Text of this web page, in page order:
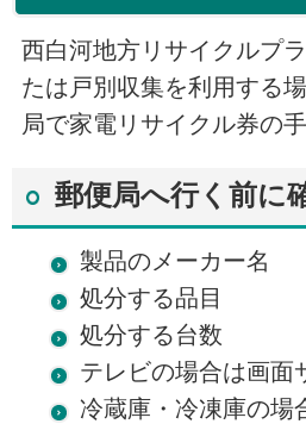
西白河地方リサイクルプ
たは戸別収集を利用する
局で家電リサイクル券の
郵便局へ行く前に
製品のメーカー名
処分する品目
処分する台数
テレビの場合は画面
冷蔵庫・冷凍庫の場